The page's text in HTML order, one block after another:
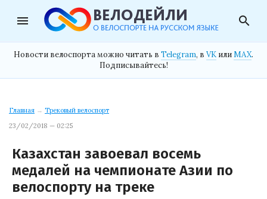
menu search
Новости велоспорта можно читать в Telegram, в VK илиMAX.
Подписывайтесь!
Главная → Трековый велоспорт
23/02/2018 — 02:25
Казахстан завоевал восемь
медалей на чемпионате Азии по
велоспорту на треке